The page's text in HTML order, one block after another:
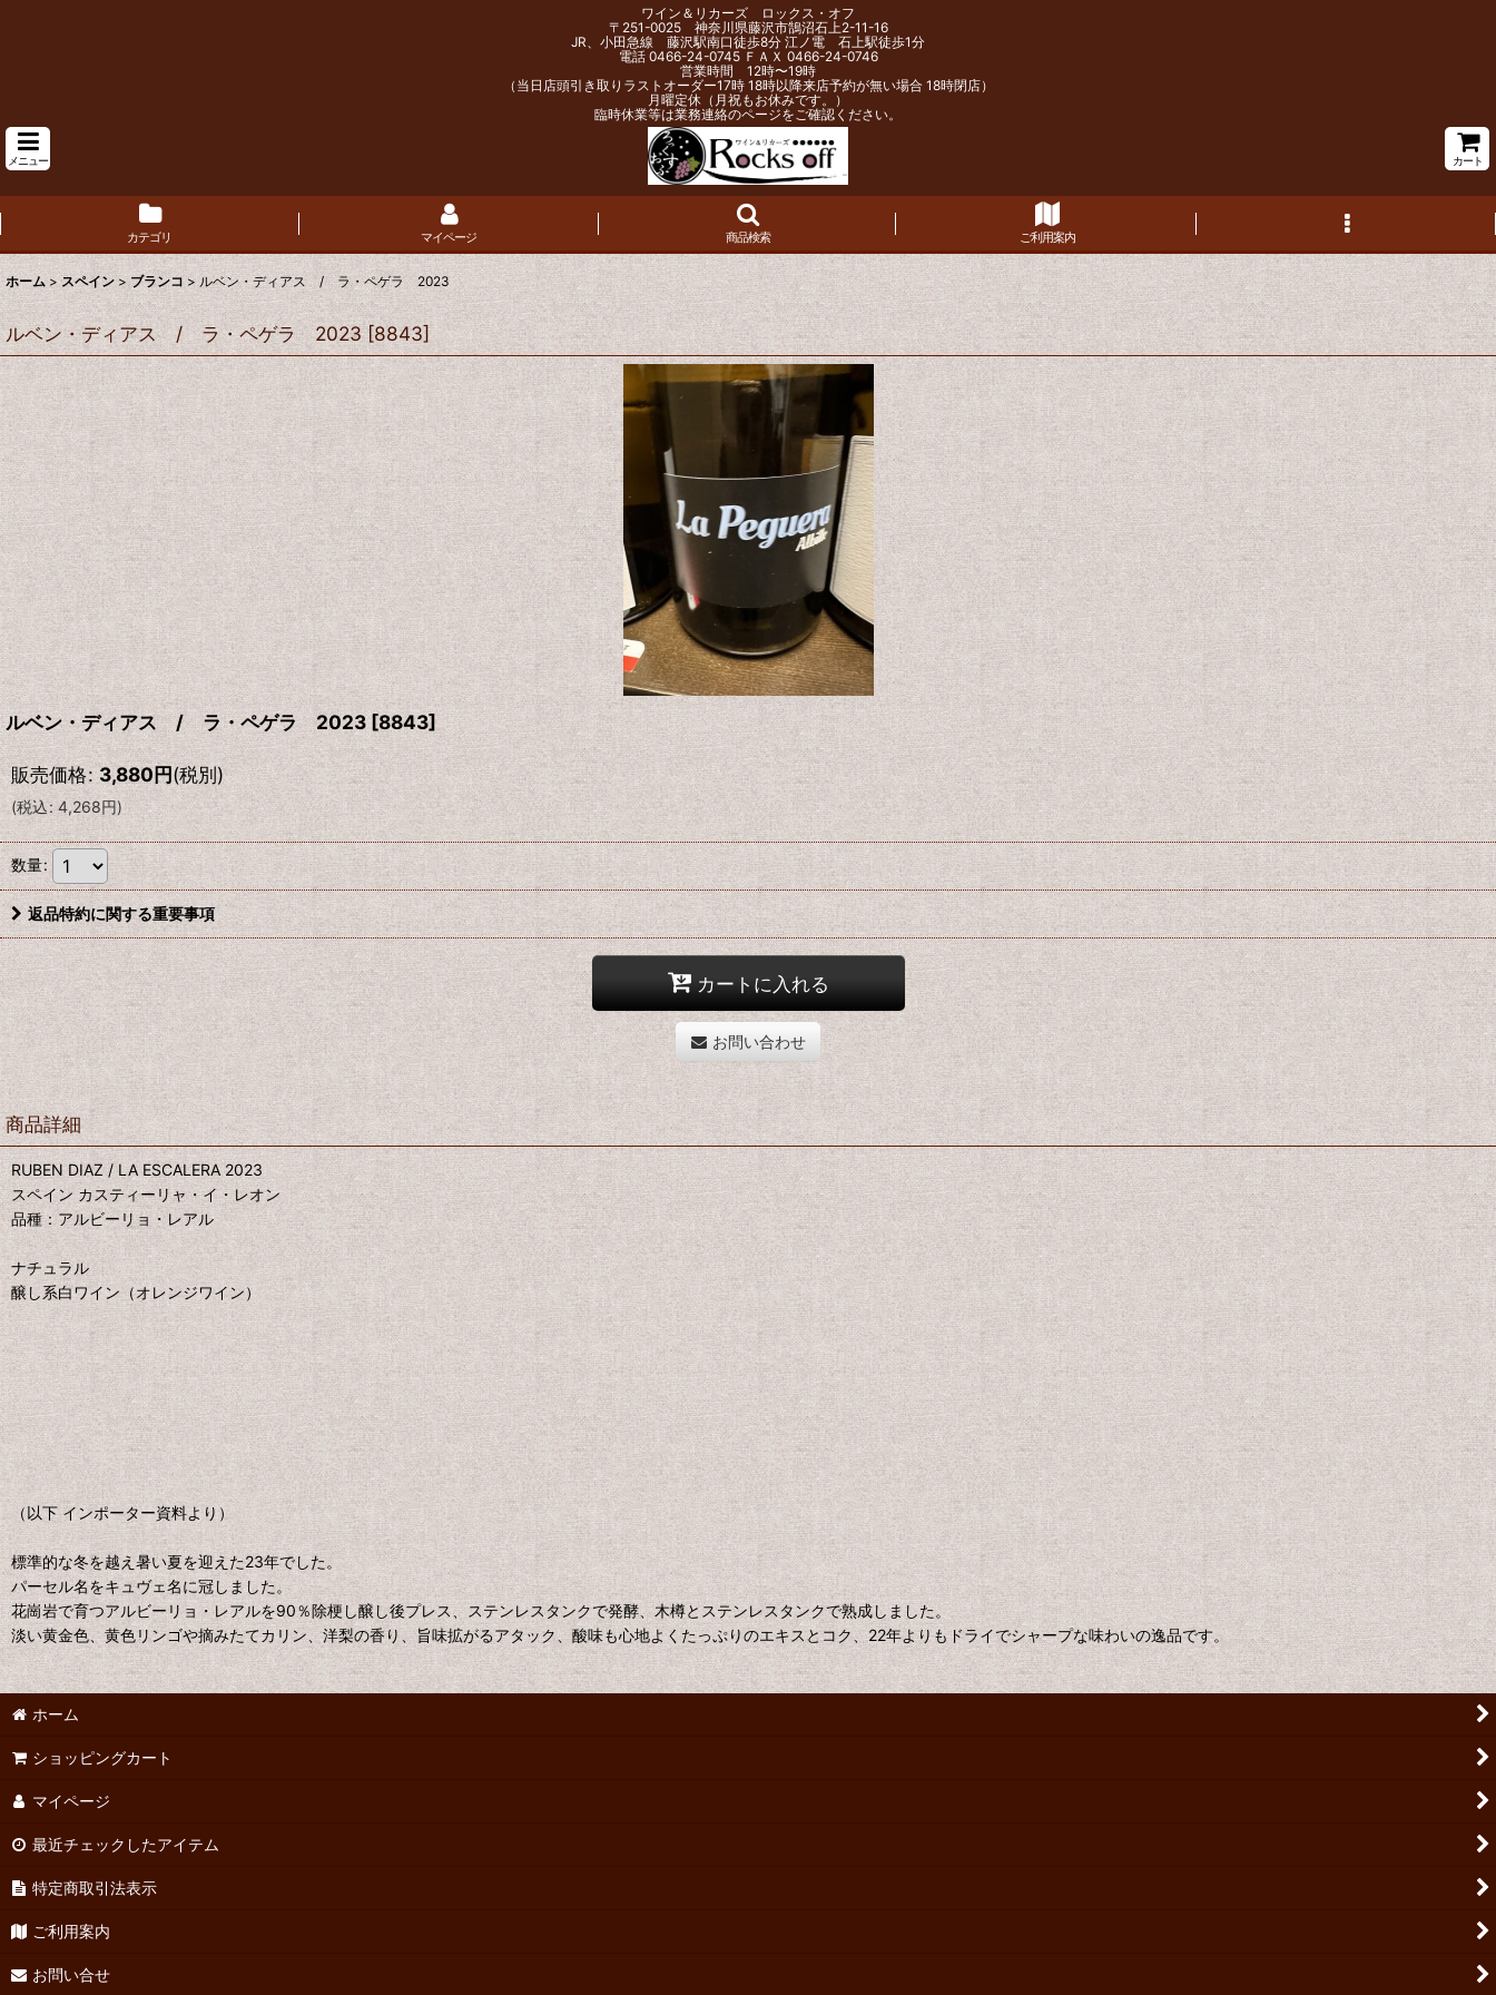
ワイン＆リカーズ ロックス・オフ
〒251-0025 神奈川県藤沢市鵠沼石上2-11-16
JR、小田急線 藤沢駅南口徒歩8分 江ノ電 石上駅徒歩1分
電話 0466-24-0745 ＦＡＸ 0466-24-0746
営業時間 12時〜19時
（当日店頭引き取りラストオーダー17時 18時以降来店予約が無い場合 18時閉店）
月曜定休（月祝もお休みです。）
臨時休業等は業務連絡のページをご確認ください。
メニュー カート
カテゴリ マイページ 商品検索 ご利用案内
ホーム > スペイン > ブランコ > ルベン・ディアス / ラ・ペゲラ 2023
ルベン・ディアス / ラ・ペゲラ 2023 [8843]
ルベン・ディアス / ラ・ペゲラ 2023 [8843]
販売価格: 3,880円(税別)
(税込: 4,268円)
数量:
返品特約に関する重要事項
カートに入れる
お問い合わせ
商品詳細
RUBEN DIAZ / LA ESCALERA 2023
スペイン カスティーリャ・イ・レオン
品種：アルビーリョ・レアル
ナチュラル
醸し系白ワイン（オレンジワイン）
（以下 インポーター資料より）
標準的な冬を越え暑い夏を迎えた23年でした。
パーセル名をキュヴェ名に冠しました。
花崗岩で育つアルビーリョ・レアルを90％除梗し醸し後プレス、ステンレスタンクで発酵、木樽とステンレスタンクで熟成しました。
淡い黄金色、黄色リンゴや摘みたてカリン、洋梨の香り、旨味拡がるアタック、酸味も心地よくたっぷりのエキスとコク、22年よりもドライでシャープな味わいの逸品です。
ホーム
ショッピングカート
マイページ
最近チェックしたアイテム
特定商取引法表示
ご利用案内
お問い合せ